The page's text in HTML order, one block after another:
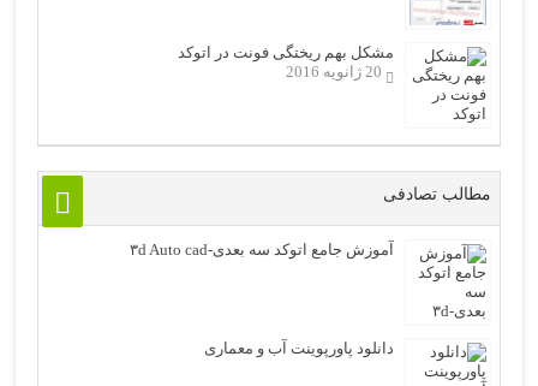
مشکل بهم ریختگی فونت در اتوکد
20 ژانویه 2016
مطالب تصادفی
آموزش جامع اتوکد سه بعدی-۳d Auto cad
دانلود پاورپوینت آب و معماری